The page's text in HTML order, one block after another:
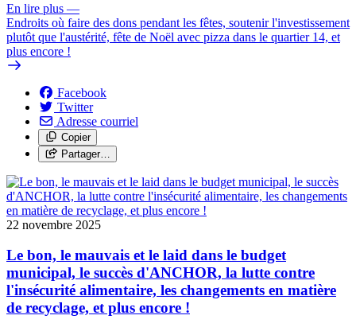
En lire plus —
Endroits où faire des dons pendant les fêtes, soutenir l'investissement
plutôt que l'austérité, fête de Noël avec pizza dans le quartier 14, et
plus encore !
Facebook
Twitter
Adresse courriel
Copier
Partager…
22 novembre 2025
Le bon, le mauvais et le laid dans le budget
municipal, le succès d'ANCHOR, la lutte contre
l'insécurité alimentaire, les changements en matière
de recyclage, et plus encore !